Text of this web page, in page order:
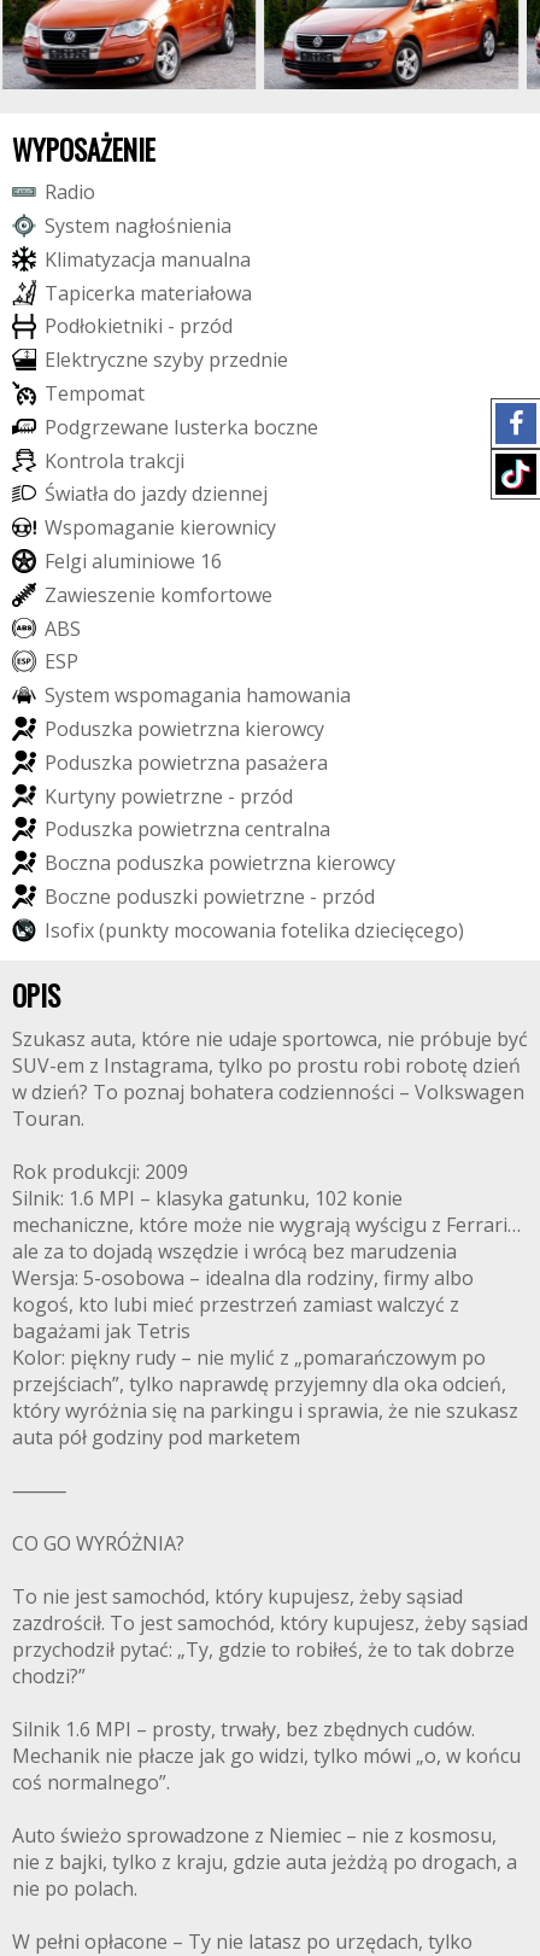
WYPOSAŻENIE
Radio
System nagłośnienia
Klimatyzacja manualna
Tapicerka materiałowa
Podłokietniki - przód
Elektryczne szyby przednie
Tempomat
Podgrzewane lusterka boczne
Kontrola trakcji
Światła do jazdydziennej
Wspomaganie kierownicy
Felgi aluminiowe 16
Zawieszenie komfortowe
ABS
ESP
System wspomagania hamowania
Poduszka powietrzna kierowcy
Poduszka powietrzna pasażera
Kurtyny powietrzne - przód
Poduszka powietrzna centralna
Boczna poduszka powietrzna kierowcy
Boczne poduszki powietrzne - przód
Isofix(punkty mocowania fotelika dziecięcego)
OPIS
Szukasz auta, które nie udaje sportowca, nie próbuje być
SUV-em z Instagrama, tylko po prostu robi robotę dzień
w dzień? To poznaj bohatera codzienności – Volkswagen
Touran.
Rok produkcji: 2009
Silnik: 1.6 MPI – klasyka gatunku, 102 konie
mechaniczne, które może nie wygrają wyścigu z Ferrari…
ale za to dojadą wszędzie i wrócą bez marudzenia
Wersja: 5-osobowa – idealna dla rodziny, firmy albo
kogoś, kto lubi mieć przestrzeń zamiast walczyć z
bagażami jak Tetris
Kolor: piękny rudy – nie mylić z „pomarańczowym po
przejściach”, tylko naprawdę przyjemny dla oka odcień,
który wyróżnia się na parkingu i sprawia, że nie szukasz
auta pół godziny pod marketem
⸻
CO GO WYRÓŻNIA?
To nie jest samochód, który kupujesz, żeby sąsiad
zazdrościł. To jest samochód, który kupujesz, żeby sąsiad
przychodził pytać: „Ty, gdzie to robiłeś, że to tak dobrze
chodzi?”
Silnik 1.6 MPI – prosty, trwały, bez zbędnych cudów.
Mechanik nie płacze jak go widzi, tylko mówi „o, w końcu
coś normalnego”.
Auto świeżo sprowadzone z Niemiec – nie z kosmosu,
nie z bajki, tylko z kraju, gdzie auta jeżdżą po drogach, a
nie po polach.
W pełni opłacone – Ty nie latasz po urzędach, tylko